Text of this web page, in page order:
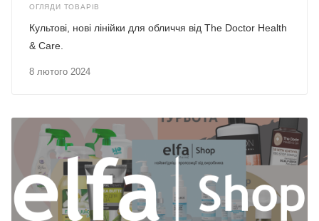
ОГЛЯДИ ТОВАРІВ
8 лютого 2024
Культові, нові лінійки для обличчя від The Doctor Health
& Care.